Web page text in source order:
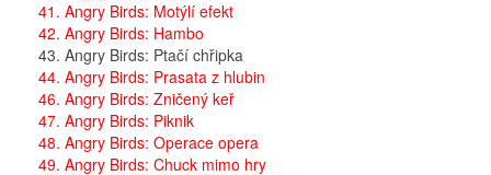
41. Angry Birds: Motýlí efekt
42. Angry Birds: Hambo
43. Angry Birds: Ptačí chřipka
44. Angry Birds: Prasata z hlubin
46. Angry Birds: Zničený keř
47. Angry Birds: Piknik
48. Angry Birds: Operace opera
49. Angry Birds: Chuck mimo hry